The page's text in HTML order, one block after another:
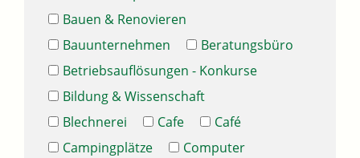
Bauen & Renovieren
Bauunternehmen
Beratungsbüro
Betriebsauflösungen - Konkurse
Bildung & Wissenschaft
Blechnerei
Cafe
Café
Campingplätze
Computer